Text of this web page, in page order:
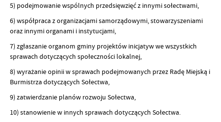
5) podejmowanie wspólnych przedsięwzięć z innymi sołectwami,
6) współpraca z organizacjami samorządowymi, stowarzyszeniami
oraz innymi organami i instytucjami,
7) zgłaszanie organom gminy projektów inicjatyw we wszystkich
sprawach dotyczących społeczności lokalnej,
8) wyrażanie opinii w sprawach podejmowanych przez Radę Miejską i
Burmistrza dotyczących Sołectwa,
9) zatwierdzanie planów rozwoju Sołectwa,
10) stanowienie w innych sprawach dotyczących Sołectwa.